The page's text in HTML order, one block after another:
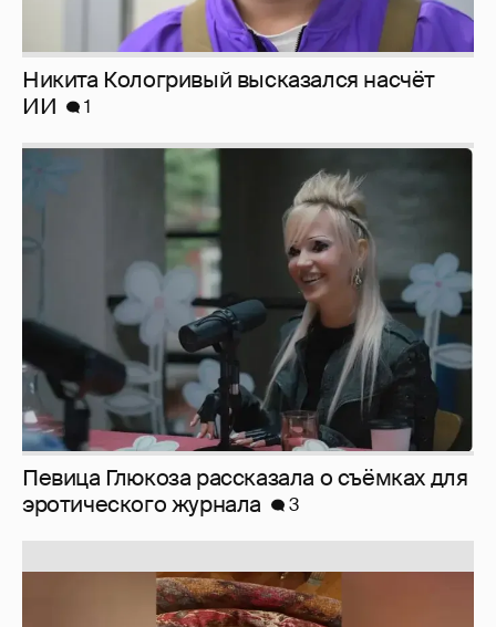
Певица Глюкоза рассказала о съёмках для
эротического журнала
3
Юлия Высоцкая выложила селфи без